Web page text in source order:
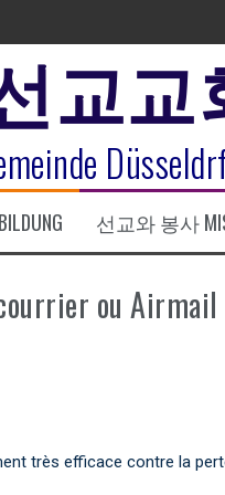
교교
선교와 봉사
ou Airmail
très efficace contre la